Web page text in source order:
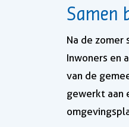
Samen
Na de
Inwoners en
van de
gewerkt aan